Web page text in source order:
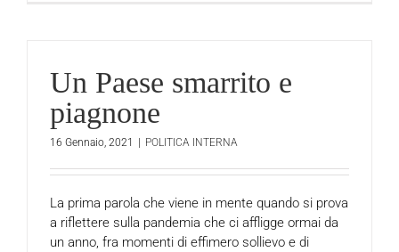
Un Paese smarrito e
piagnone
16 Gennaio, 2021 | POLITICA INTERNA
La prima parola che viene in mente quando si prova
a riflettere sulla pandemia che ci affligge ormai da
un anno, fra momenti di effimero sollievo e di